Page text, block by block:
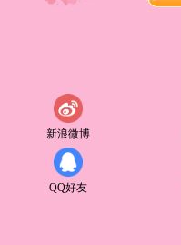
新浪微博
QQ好友